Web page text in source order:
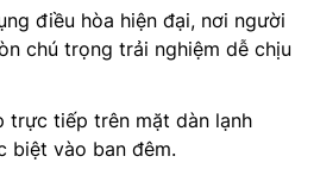
điều hòa hiện đại, nơi người
chú trọng trải nghiệm dễ chịu
trực tiếp trên mặt dàn lạnh
biệt vào ban đêm.